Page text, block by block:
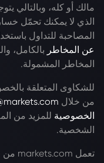
مالك أو كله، وبالتالي
الذي لا يمكنك تحمّل
المصاحبة للتداول
عن المخاطر بالكامل،
المخاطر المشمولة.
للشكاوى المتعلقة
من خلال
الخصوصية للمزيد من
الشخصية.
تعمل markets.com من خلال الشركات التابعة لها التالية: